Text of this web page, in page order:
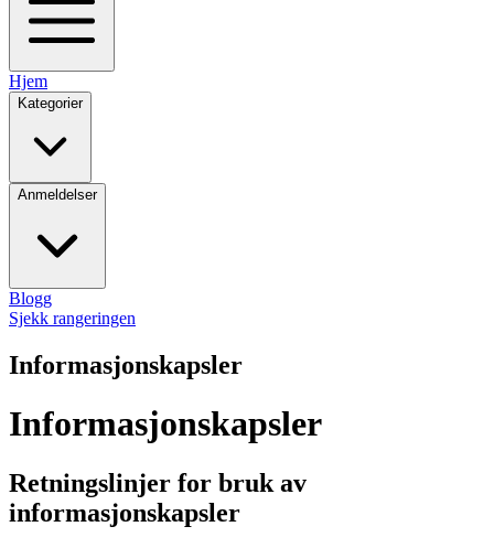
Hjem
Kategorier
Anmeldelser
Blogg
Sjekk rangeringen
Informasjonskapsler
Informasjonskapsler
Retningslinjer for bruk av
informasjonskapsler